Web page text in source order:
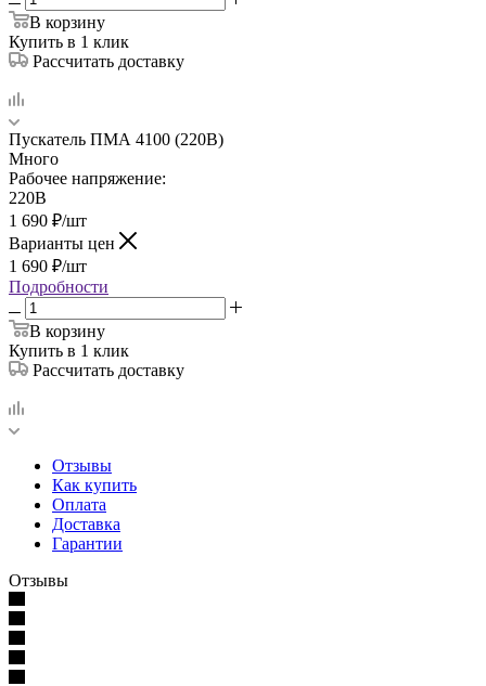
В корзину
Купить в 1 клик
Рассчитать доставку
Пускатель ПМА 4100 (220В)
Много
Рабочее напряжение:
220В
1 690 ₽/шт
Варианты цен
1 690 ₽/шт
Подробности
В корзину
Купить в 1 клик
Рассчитать доставку
Отзывы
Как купить
Оплата
Доставка
Гарантии
Отзывы